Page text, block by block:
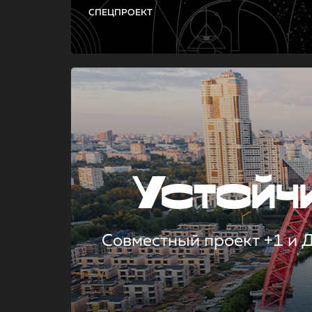
СПЕЦПРОЕКТ
Совместный проект +1 и